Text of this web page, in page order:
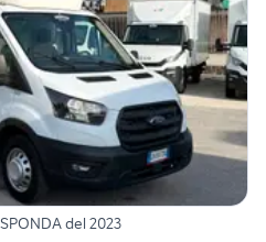
del 2023